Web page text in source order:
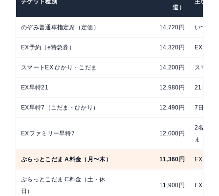
チケット種別
道）
主な条件
のぞみ普通車指定席（定価） 14,720円 いつで
EX予約（e特急券） 14,320円 EXサー
スマートEX ひかり・こだま 14,200円 スマー
EX早特21 12,980円 21日前
EX早特7（こだま・ひかり） 12,490円 7日前予
EXファミリー早特7 12,000円
2名以上
ま
ぷらっとこだま A料金（月〜木） 11,360円 EX会員
ぷらっとこだま C料金（土・休
日）
11,900円 EX会員